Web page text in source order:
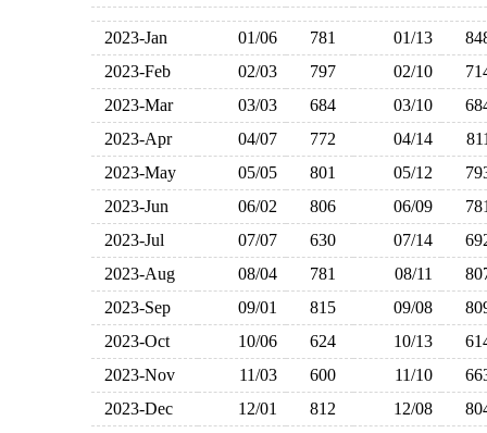
2023-Jan 01/06 781 01/13
2023-Feb
02/03 797 02/10
2023-Mar
03/03 684 03/10
2023-Apr
04/07 772 04/14
2023-May
05/05 801 05/12
2023-Jun
06/02 806 06/09
2023-Jul
07/07 630 07/14
2023-Aug
08/04 781 08/11
2023-Sep
09/01 815 09/08
2023-Oct
10/06 624 10/13
2023-Nov
11/03 600 11/10
2023-Dec
12/01 812 12/08